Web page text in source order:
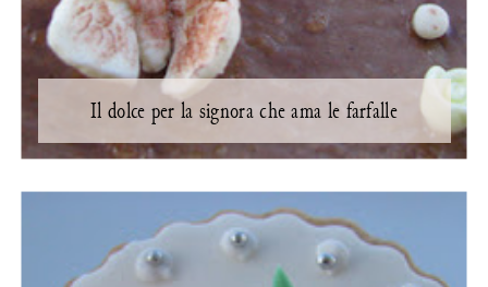
Il dolce per la signora che ama le farfalle